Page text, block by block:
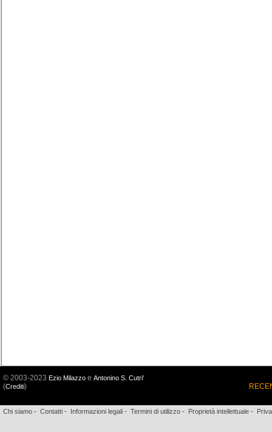
© 2003-2023 Ezio Milazzo e Antonino S. Cutri'
(Crediti)
Chi siamo - Contatti - Informazioni legali - Termini di utilizzo - Proprietà intellettuale -